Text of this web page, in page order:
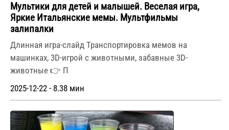
Мультики для детей и малышей. Веселая игра,
Яркие Итальянские мемы. Мультфильмы
залипалки
Длинная игра-слайд Транспортировка мемов на
машинках, 3D-игрой с животными, забавные 3D-
животные 👉 П
2025-12-22 - 8.38 мин